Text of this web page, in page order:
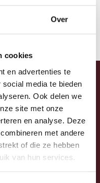
Over
cookies
en advertenties te
media te bieden
Ook delen we
site met onze
en analyse. Deze
met andere
of die ze hebben
van hun services.
de